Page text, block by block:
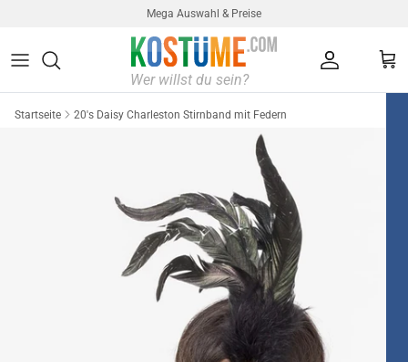
Mega Auswahl & Preise
Startseite 20's Daisy Charleston Stirnband mit Federn